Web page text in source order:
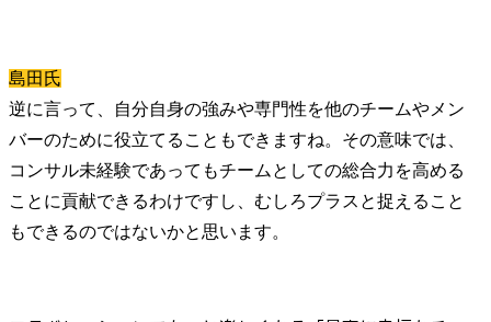
島田氏
逆に言って、自分自身の強みや専門性を他のチームやメン
バーのために役立てることもできますね。その意味では、
コンサル未経験であってもチームとしての総合力を高める
ことに貢献できるわけですし、むしろプラスと捉えること
もできるのではないかと思います。